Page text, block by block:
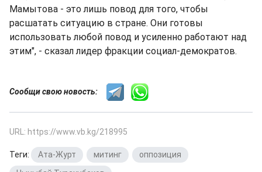
Мамытова - это лишь повод для того, чтобы
расшатать ситуацию в стране. Они готовы
использовать любой повод и усиленно работают над
этим", - сказал лидер фракции социал-демократов.
Сообщи свою новость:
URL: https://www.vb.kg/218995
Теги: Ата-Журт митинг оппозиция